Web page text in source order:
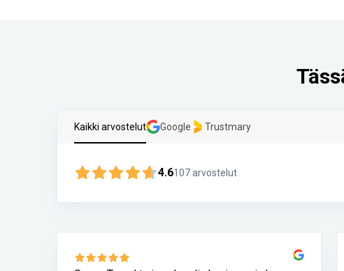
Kaikki arvostelut Google Trustmary
4.6107arvostelut